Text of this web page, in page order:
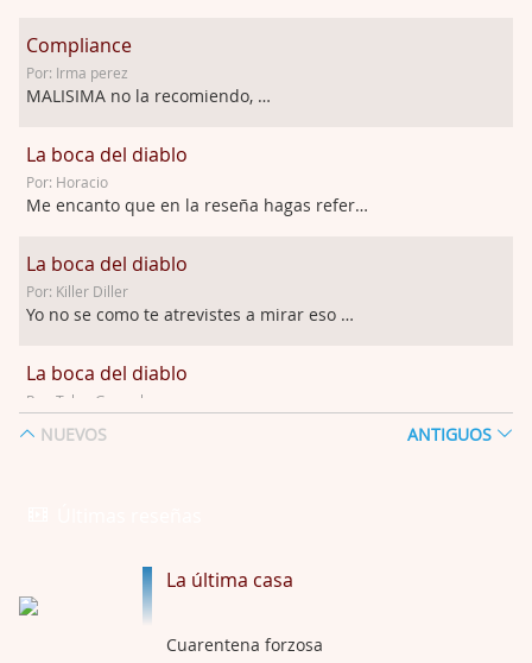
Compliance
Por: Irma perez
MALISIMA no la recomiendo, …
La boca del diablo
Por: Horacio
Me encanto que en la reseña hagas referen …
La boca del diablo
Por: Killer Diller
Yo no se como te atrevistes a mirar eso …
La boca del diablo
Por: Talan Gwynek
La Odisea
Por: Draghann
No sé si entrar en polémicas con respect …
NUEVOS ANTIGUOS
La última casa
Cuarentena forzosa